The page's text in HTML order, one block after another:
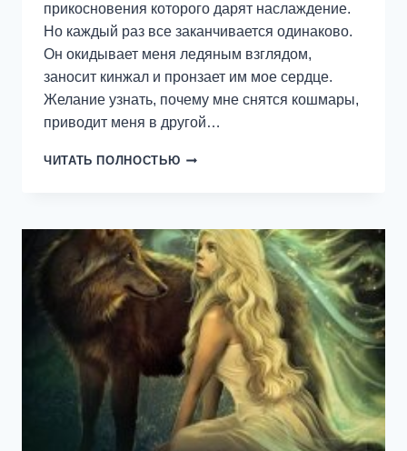
прикосновения которого дарят наслаждение.
Но каждый раз все заканчивается одинаково.
Он окидывает меня ледяным взглядом,
заносит кинжал и пронзает им мое сердце.
Желание узнать, почему мне снятся кошмары,
приводит меня в другой…
ЧИТАТЬ ПОЛНОСТЬЮ НЕ